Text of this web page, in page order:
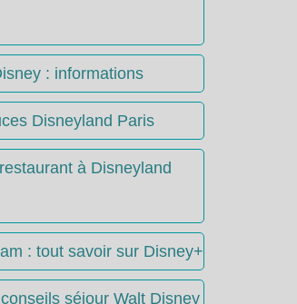
: informations
Disneyland Paris
à Disneyland
: tout savoir sur Disney+
séjour Walt Disney